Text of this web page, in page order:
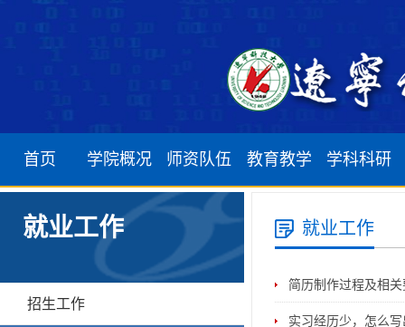
首页 学院概况
学院简介
机构设置
学院领导
师资队伍
软件工程系
网络工程系
计算机科学与技术系
教育教学
研究生培养
留学生培养
学科科研
学术科研
就业工作
招生工作
就业工作
简历制作过程及相
实习经历少，怎么